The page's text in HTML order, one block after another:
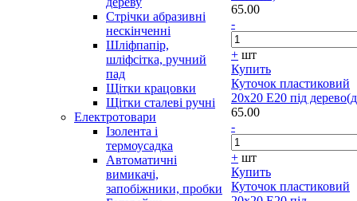
Стрічки абразивні
нескінченні
Шліфпапір,
шліфсітка, ручний
пад
Щітки крацовки
Щітки сталеві ручні
Електротовари
Ізолента і
термоусадка
Автоматичні
вимикачі,
запобіжники, пробки
65.00
-
+ шт
Купить
Куточок пластиковий
20х20 Е20 під
65.00
-
+ шт
Купить
Куточок пластиковий